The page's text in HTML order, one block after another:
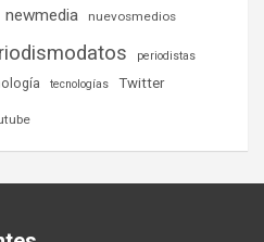
newmedia nuevosmedios
periodistas
tecnologías Twitter